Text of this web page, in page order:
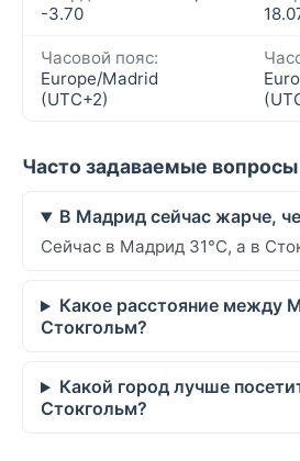
-3.70
Часовой пояс:
Europe/Madrid
(UTC+2)
Часто задаваемые вопросы
В Мадрид сейчас жарче,
Сейчас в Мадрид 31°C, а в
Какое расстояние между
Стокгольм?
Какой город лучше
Стокгольм?